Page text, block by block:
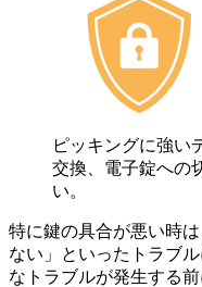
ピッキングに強い
交換、電子錠への
い。
特に鍵の具合が悪い時
ない」といったトラブ
なトラブルが発生する